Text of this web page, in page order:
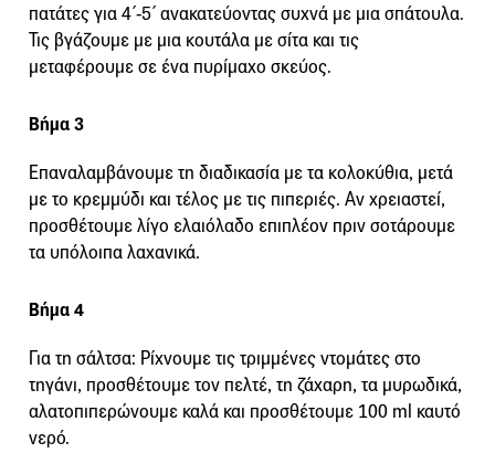
πατάτες για 4΄-5΄ ανακατεύοντας συχνά με μια σπάτουλα.
Τις βγάζουμε με μια κουτάλα με σίτα και τις
μεταφέρουμε σε ένα πυρίμαχο σκεύος.
Βήμα 3
Επαναλαμβάνουμε τη διαδικασία με τα κολοκύθια, μετά
με το κρεμμύδι και τέλος με τις πιπεριές. Αν χρειαστεί,
προσθέτουμε λίγο ελαιόλαδο επιπλέον πριν σοτάρουμε
τα υπόλοιπα λαχανικά.
Βήμα 4
Για τη σάλτσα: Ρίχνουμε τις τριμμένες ντομάτες στο
τηγάνι, προσθέτουμε τον πελτέ, τη ζάχαρη, τα μυρωδικά,
αλατοπιπερώνουμε καλά και προσθέτουμε 100 ml καυτό
νερό.